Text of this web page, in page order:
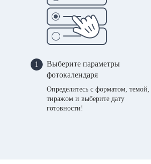
1
Выберите параметры
фотокалендаря
Определитесь с форматом, темой,
тиражом и выберите дату
готовности!